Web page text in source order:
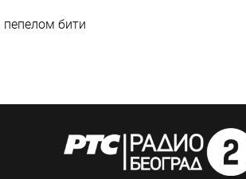
пепелом бити